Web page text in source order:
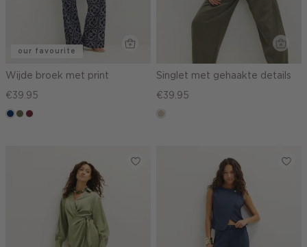
our favourite
Wijde broek met print
€39.95
donkerblauw
groen,
brique
Singlet met gehaakte details
€39.95
lichtzand